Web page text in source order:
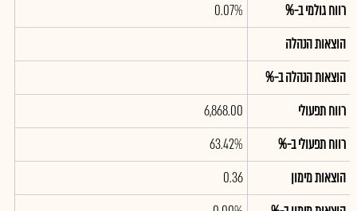
רווח גולמי ב-%
0.07%
הוצאות הנהלה
הוצאות הנהלה ב-%
רווח תפעולי
6,868.00
רווח תפעולי ב-%
63.42%
הוצאות מימון
0.36